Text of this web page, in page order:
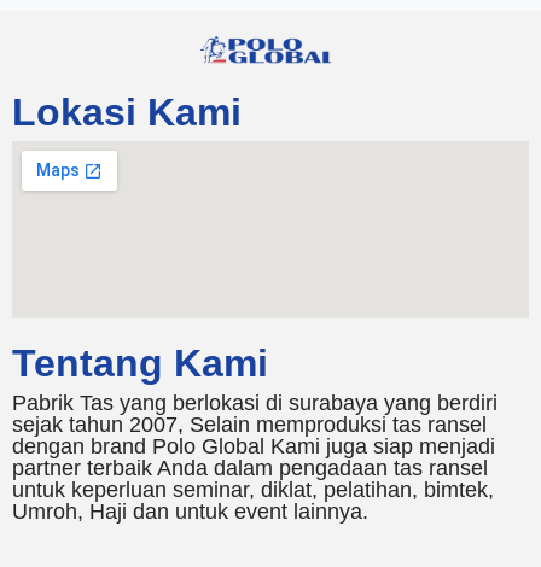
Lokasi Kami
Tentang Kami
Pabrik Tas yang berlokasi di surabaya yang berdiri
sejak tahun 2007, Selain memproduksi tas ransel
dengan brand Polo Global Kami juga siap menjadi
partner terbaik Anda dalam pengadaan tas ransel
untuk keperluan seminar, diklat, pelatihan, bimtek,
Umroh, Haji dan untuk event lainnya.